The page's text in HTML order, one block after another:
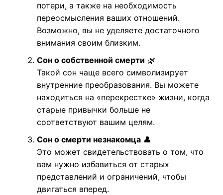
потери, а также на необходимость
переосмысления ваших отношений.
Возможно, вы не уделяете достаточного
внимания своим близким.
Сон о собственной смерти 🌿
Такой сон чаще всего символизирует
внутренние преобразования. Вы можете
находиться на «перекрестке» жизни, когда
старые привычки больше не
соответствуют вашим целям.
Сон о смерти незнакомца👤
Это может свидетельствовать о том, что
вам нужно избавиться от старых
представлений и ограничений, чтобы
двигаться вперед.